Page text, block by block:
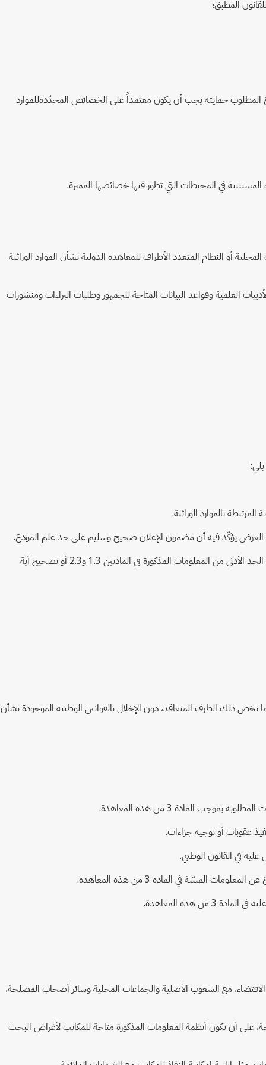
المطبق؛
المطلوب حمايته يجب أن يكون معتمداً على الخصائص المحدّدةللموارد
المستنبتة في المحيطات التي تطور فيها خصائصها المميزة.
أو النظام المتعدد الأطراف للمعاهدة الدولية بشأن الموارد الوراثية
العلمية وقواعد البيانات المتاحة للجمهور وطلبات البراءات ومنشورات
4.3 تقدم الأطراف المتعاقدة الإرشادات اللازمة إلى مودعي طلبات البراءات بشأن كيفية استيفاء شرط الكشف وتتيح لهم فرصة للاستدراك في حال عدم تضمين الحد الأدنى من المعلومات المذكورة في المادتين 1.3 و2.3 أو تصحيح أية
ذلك الطرف المتعاقد، دون الإخلال بالقوانين الوطنية الموجودة بشأن
الاقتضاء، مع الشعوب الأصلية والجماعات المحلية وسائر أصحاب المصلحة،
على أن تكون أنظمة المعلومات المذكورة متاحة للمكاتب لأغراض البحث